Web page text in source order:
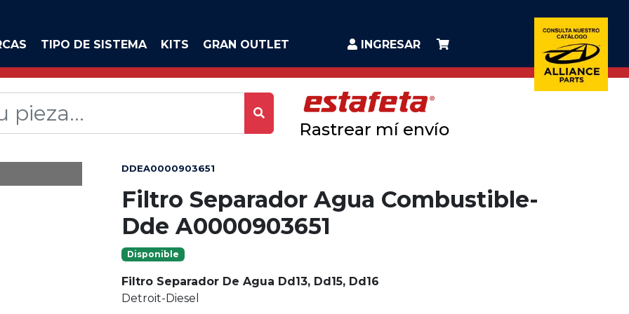
TIPO DE SISTEMA KITS GRAN OUTLET INGRESAR
Rastrear mí envío
DDEA0000903651
Filtro Separador Agua Combustible-
Dde A0000903651
Disponible
Filtro Separador De Agua Dd13, Dd15, Dd16
Detroit-Diesel